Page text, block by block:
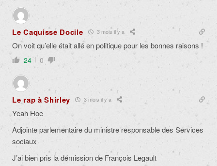
Le Caquisse Docile 3 mois il y a
On voit qu’elle était allé en politique pour les bonnes raisons !
24 0
Le rap à Shirley 3 mois il y a
Yeah Hoe
Adjointe parlementaire du ministre responsable des Services
sociaux
J’ai bien pris la démission de François Legault